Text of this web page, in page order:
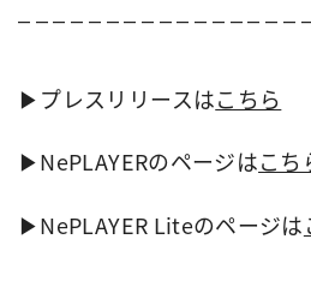
– – – – – – – – – – – – – – – –
▶︎プレスリリースはこちら
▶︎NePLAYERのページはこち
▶︎NePLAYER Liteのページは